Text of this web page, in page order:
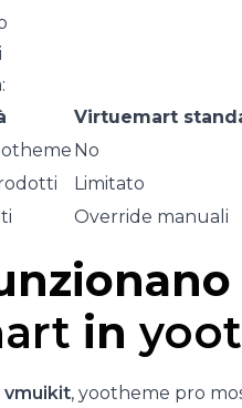
Virtuemart
No
Limitato
Override manuali
in
vmuikit, yootheme pro